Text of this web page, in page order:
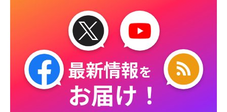
最新情報を
お届け！